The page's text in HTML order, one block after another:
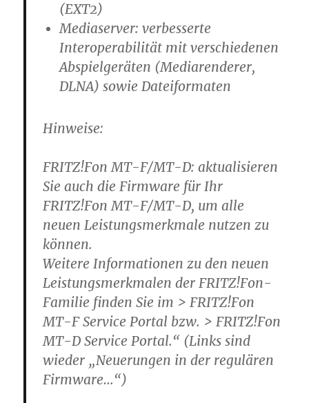
(EXT2)
Mediaserver: verbesserte
Interoperabilität mit verschiedenen
Abspielgeräten (Mediarenderer,
DLNA) sowie Dateiformaten
Hinweise:
FRITZ!Fon MT-F/MT-D: aktualisieren
Sie auch die Firmware für Ihr
FRITZ!Fon MT-F/MT-D, um alle
neuen Leistungsmerkmale nutzen zu
können.
Weitere Informationen zu den neuen
Leistungsmerkmalen der FRITZ!Fon-
Familie finden Sie im > FRITZ!Fon
MT-F Service Portal bzw. > FRITZ!Fon
MT-D Service Portal.“ (Links sind
wieder „Neuerungen in der regulären
Firmware…“)